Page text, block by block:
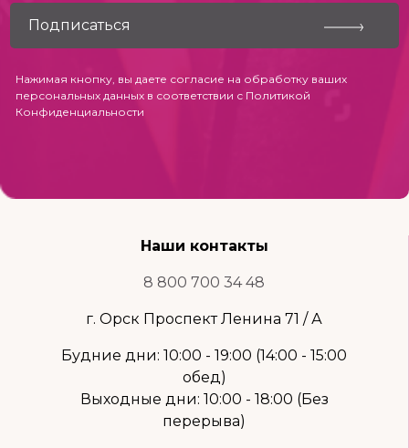
Нажимая кнопку, вы даете согласие на обработку ваших
персональных данных в соответствии с Политикой
Конфиденциальности
Наши контакты
8 800 700 34 48
г. Орск Проспект Ленина 71 / А
Будние дни: 10:00 - 19:00 (14:00 - 15:00
обед)
Выходные дни: 10:00 - 18:00 (Без
перерыва)